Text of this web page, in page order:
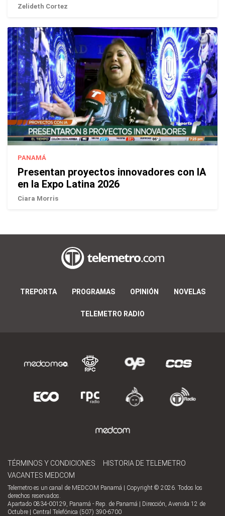
Zelideth Cortez
PANAMÁ
Presentan proyectos innovadores con IA
en la Expo Latina 2026
Ciara Morris
TREPORTA PROGRAMAS OPINIÓN NOVELAS
TELEMETRO RADIO
TÉRMINOS Y CONDICIONES
HISTORIA DE TELEMETRO
VACANTES MEDCOM
Telemetro es un canal de MEDCOM Panamá | Copyright © 2026. Todos los
derechos reservados.
Apartado 0834-00129, Panamá - Rep. de Panamá | Dirección, Avenida 12 de
Octubre | Central Telefónica (507) 390-6700